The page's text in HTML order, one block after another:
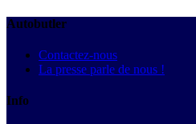
Autobutler
Contactez-nous
La presse parle de nous !
Info